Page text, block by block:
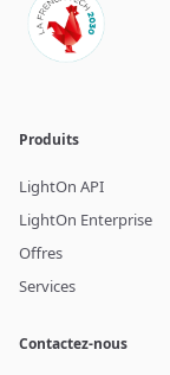
Produits
LightOn API
LightOn Enterprise
Offres
Services
Contactez-nous